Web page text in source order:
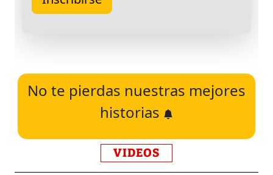
No te pierdas nuestras mejores
historias
VIDEOS